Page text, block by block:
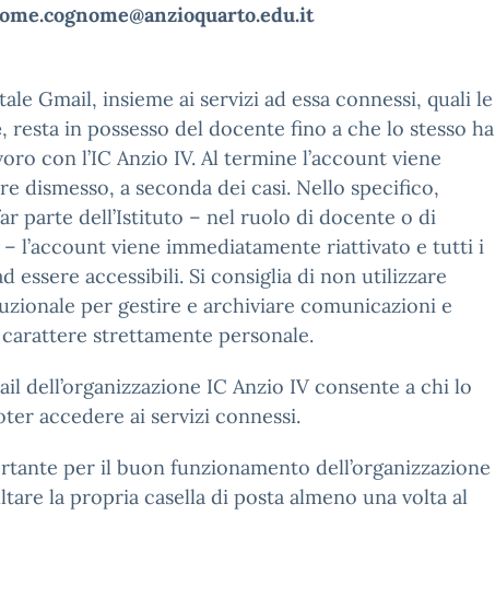
Gmail, insieme ai servizi ad essa connessi, quali le
, resta in possesso del docente fino a che lo stesso ha
con l’IC Anzio IV. Al termine l’account viene
dismesso, a seconda dei casi. Nello specifico,
parte dell’Istituto – nel ruolo di docente o di
– l’account viene immediatamente riattivato e tutti i
essere accessibili. Si consiglia di non utilizzare
per gestire e archiviare comunicazioni e
strettamente personale.
dell’organizzazione IC Anzio IV consente a chi lo
accedere ai servizi connessi.
per il buon funzionamento dell’organizzazione
la propria casella di posta almeno una volta al